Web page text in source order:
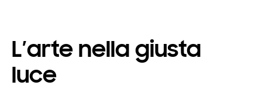
L’arte nella giusta
luce